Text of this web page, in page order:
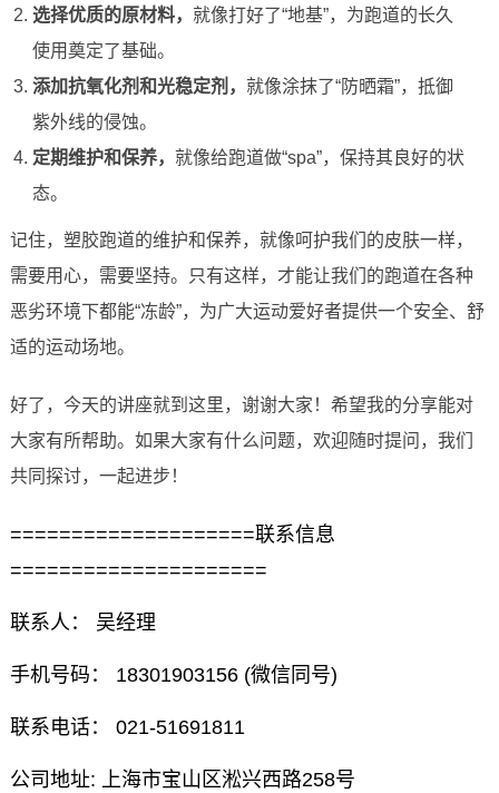
选择优质的原材料， 就像打好了“地基”，为跑道的长久
使用奠定了基础。
添加抗氧化剂和光稳定剂， 就像涂抹了“防晒霜”，抵御
紫外线的侵蚀。
定期维护和保养， 就像给跑道做“spa”，保持其良好的状
态。
记住，塑胶跑道的维护和保养，就像呵护我们的皮肤一样，
需要用心，需要坚持。只有这样，才能让我们的跑道在各种
恶劣环境下都能“冻龄”，为广大运动爱好者提供一个安全、舒
适的运动场地。
好了，今天的讲座就到这里，谢谢大家！希望我的分享能对
大家有所帮助。如果大家有什么问题，欢迎随时提问，我们
共同探讨，一起进步！
====================联系信息
=====================
联系人： 吴经理
手机号码： 18301903156 (微信同号)
联系电话： 021-51691811
公司地址: 上海市宝山区淞兴西路258号